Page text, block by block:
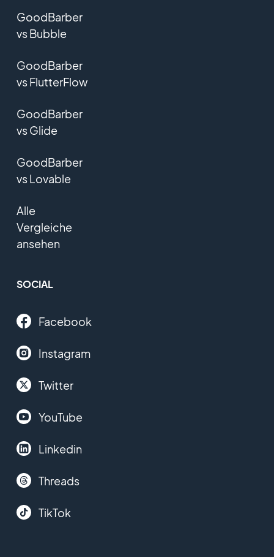
GoodBarber
vs Bubble
GoodBarber
vs FlutterFlow
GoodBarber
vs Glide
GoodBarber
vs Lovable
Alle
Vergleiche
ansehen
SOCIAL
Facebook
Instagram
Twitter
YouTube
Linkedin
Threads
TikTok